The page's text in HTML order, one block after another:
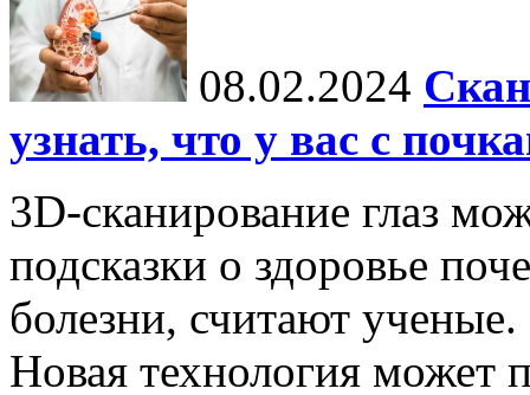
08.02.2024
узнать, что у вас с
3D-сканирование глаз
подсказки о здоровье
болезни, считают ученые.
Новая технология может